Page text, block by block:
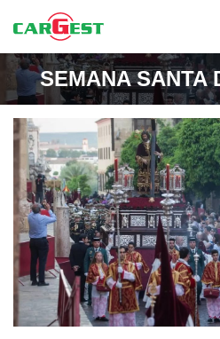
SEMANA SANTA